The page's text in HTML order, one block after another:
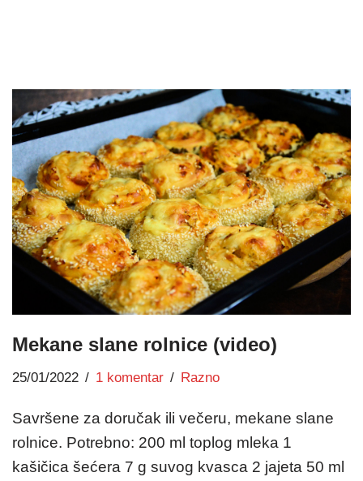
Mekane slane rolnice (video)
25/01/2022 1 komentar Razno
Savršene za doručak ili večeru, mekane slane
rolnice. Potrebno: 200 ml toplog mleka 1
kašičica šećera 7 g suvog kvasca 2 jajeta 50 ml